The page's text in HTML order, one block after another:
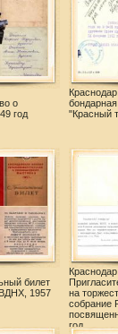
о
год
"Красный
билет
1957
Краснодар.
на
собрание
год